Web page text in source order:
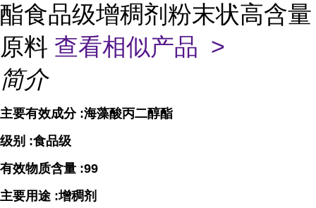
酯食品级增稠剂粉末状高含量
原料 查看相似产品 >
简介
主要有效成分 :海藻酸丙二醇酯
级别 :食品级
有效物质含量 :99
主要用途 :增稠剂